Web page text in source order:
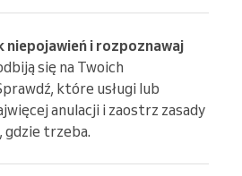
niepojawień i rozpoznawaj
się na Twoich
które usługi lub
anulacji i zaostrz zasady
gdzie trzeba.